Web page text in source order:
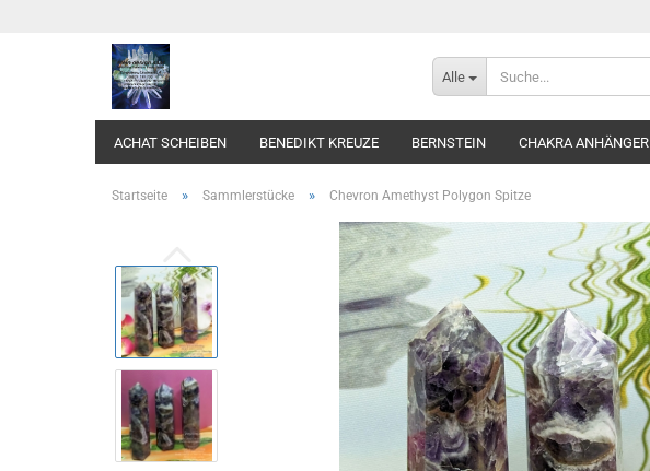
Alle
ACHAT SCHEIBEN BENEDIKT KREUZE BERNSTEIN CHAKRA ANHÄNGER
Startseite » Sammlerstücke » Chevron Amethyst Polygon Spitze